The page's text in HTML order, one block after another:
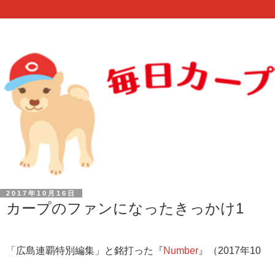
2017年10月16日
カープのファンになったきっかけ1
「広島連覇特別編集」と銘打った『Number 』（2017年10